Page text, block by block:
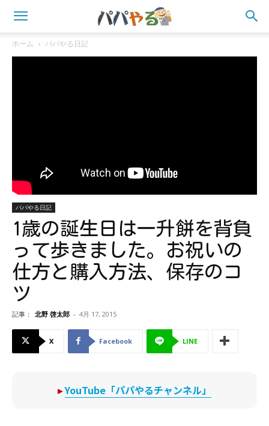
ホーム パパやる日記
パパやる日記
1歳の誕生日は一升餅を背負
って歩きました。お祝いの
仕方と購入方法、保存のコ
ツ
記事： 北野 啓太郎 - 4月 17, 2015
X Facebook LINE
▸YouTube「パパやるチャンネル」